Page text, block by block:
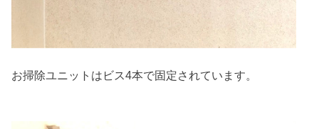
お掃除ユニットはビス4本で固定されています。